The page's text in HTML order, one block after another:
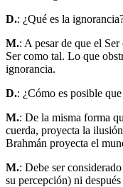
D.: ¿Qué es la
M.: A pesar de que el
Ser como tal. Lo que
ignorancia.
D.: ¿Cómo es posible
M.: De la misma forma
cuerda, proyecta la
Brahmán proyecta el
M.: Debe ser
su percepción) ni